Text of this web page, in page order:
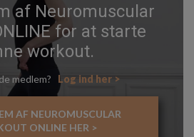
af Neuromuscular
for at starte
workout.
medlem? Log ind her >
AF NEUROMUSCULAR
ONLINE HER >